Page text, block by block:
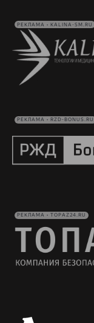
РЕКЛАМА • KALINA-SM.RU
РЕКЛАМА • RZD-BONUS.RU
РЕКЛАМА • TOPAZ24.RU